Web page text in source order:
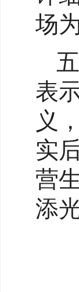
场
表
义
实
营
添